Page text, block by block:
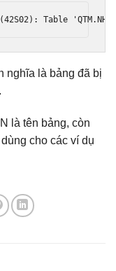
(42S02): Table
nghĩa là bảng đã bị
là tên bảng, còn
cho các ví dụ